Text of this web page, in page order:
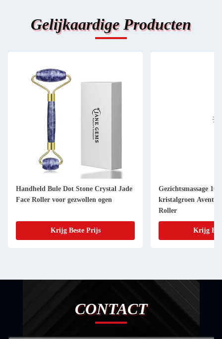
Gelijkaardige Producten
Handheld Bule Dot Stone Crystal Jade
Face Roller voor gezwollen ogen
Krijg Beste Prijs
Gezichtsmassage
kristalgroen
Roller
Krijg
CONTACT